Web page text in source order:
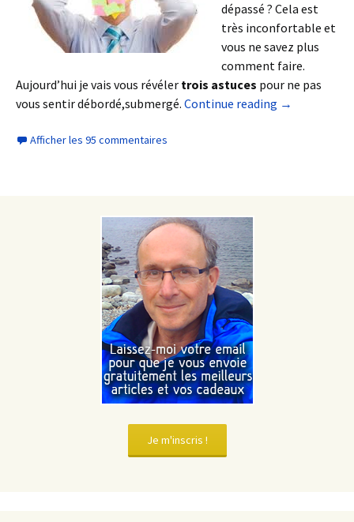
dépassé ? Cela est
très inconfortable et
vous ne savez plus
comment faire.
Aujourd’hui je vais vous révéler trois astuces pour ne pas
vous sentir débordé,submergé. Continue reading →
Afficher les 95 commentaires
Je m'inscris !